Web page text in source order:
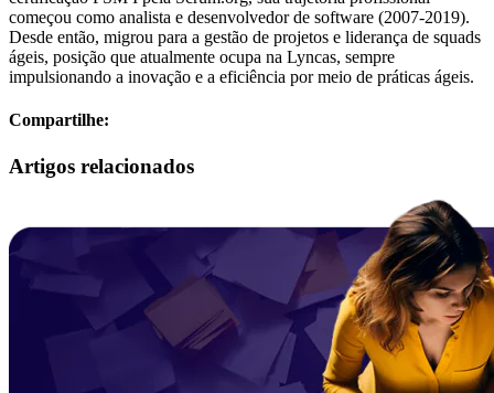
começou como analista e desenvolvedor de software (2007-2019).
Desde então, migrou para a gestão de projetos e liderança de squads
ágeis, posição que atualmente ocupa na Lyncas, sempre
impulsionando a inovação e a eficiência por meio de práticas ágeis.
Compartilhe:
Artigos relacionados